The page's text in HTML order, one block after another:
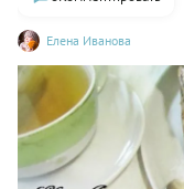
Елена Иванова